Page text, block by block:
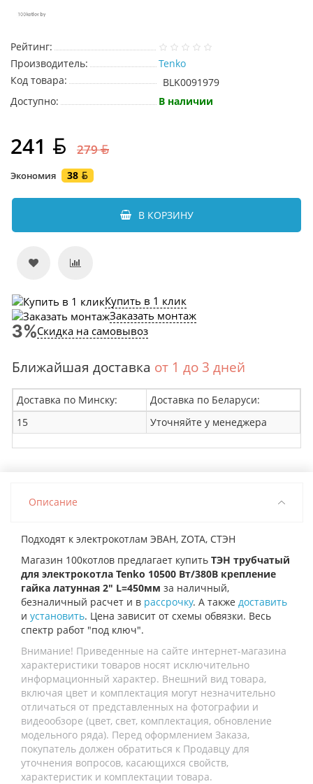
Рейтинг:
Производитель:
Tenko
Код товара:
BLK0091979
Доступно:
В наличии
241 279
Экономия 38
В КОРЗИНУ
Купить в 1 клик
Заказать монтаж
Скидка на самовывоз
Ближайшая доставка от 1 до 3 дней
Доставка по Минску:
Доставка по Беларуси:
15
Уточняйте у менеджера
Описание
Подходят к электрокотлам ЭВАН, ZOTA, СТЭН
Магазин 100котлов предлагает купить ТЭН трубчатый
для электрокотла Tenko 10500 Вт/380В крепление
гайка латунная 2" L=450мм за наличный,
безналичный расчет и в рассрочку. А также доставить
и установить. Цена зависит от схемы обвязки. Весь
спектр работ "под ключ".
Внимание! Приведенные на сайте интернет-магазина
характеристики товаров носят исключительно
информационный характер. Внешний вид товара,
включая цвет и комплектация могут незначительно
отличаться от представленных на фотографии и
видеообзоре (цвет, свет, комплектация, обновление
модельного ряда). Перед оформлением Заказа,
покупатель должен обратиться к Продавцу для
уточнения вопросов, касающихся свойств,
характеристик и комплектации товара.